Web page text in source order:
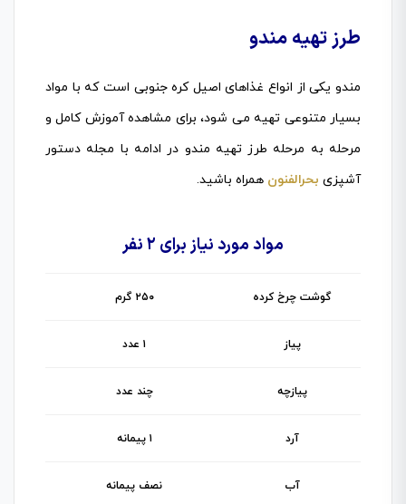
طرز تهیه مندو
مندو یکی از انواع غذاهای اصیل کره جنوبی است که با مواد
بسیار متنوعی تهیه می شود، برای مشاهده آموزش کامل و
مرحله به مرحله طرز تهیه مندو در ادامه با مجله دستور
آشپزی بحرالفنون همراه باشید.
مواد مورد نیاز برای ۲ نفر
گوشت چرخ کرده ۲۵۰ گرم
پیاز ۱ عدد
پیازچه چند عدد
آرد ۱ پیمانه
آب نصف پیمانه